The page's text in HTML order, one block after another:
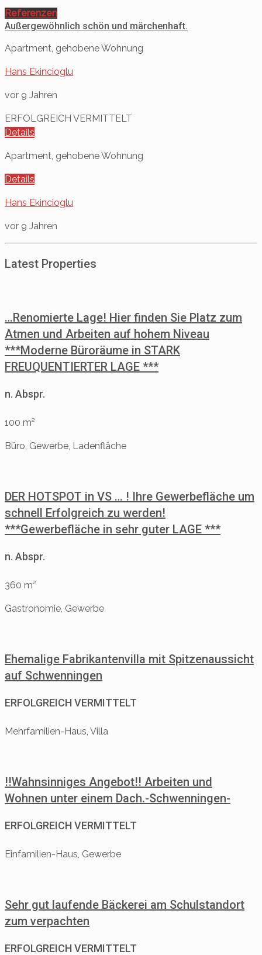
Referenzen
Außergewöhnlich schön und märchenhaft.
Apartment, gehobene Wohnung
Hans Ekincioglu
vor 9 Jahren
ERFOLGREICH VERMITTELT
Details
Apartment, gehobene Wohnung
Details
Hans Ekincioglu
vor 9 Jahren
Latest Properties
…Renomierte Lage! Hier finden Sie Platz zum
Atmen und Arbeiten auf hohem Niveau
***Moderne Büroräume in STARK
FREUQUENTIERTER LAGE ***
n. Abspr.
100 m²
Büro, Gewerbe, Ladenfläche
DER HOTSPOT in VS … ! Ihre Gewerbefläche um
schnell Erfolgreich zu werden!
***Gewerbefläche in sehr guter LAGE ***
n. Abspr.
360 m²
Gastronomie, Gewerbe
Ehemalige Fabrikantenvilla mit Spitzenaussicht
auf Schwenningen
ERFOLGREICH VERMITTELT
Mehrfamilien-Haus, Villa
!!Wahnsinniges Angebot!! Arbeiten und
Wohnen unter einem Dach.-Schwenningen-
ERFOLGREICH VERMITTELT
Einfamilien-Haus, Gewerbe
Sehr gut laufende Bäckerei am Schulstandort
zum verpachten
ERFOLGREICH VERMITTELT